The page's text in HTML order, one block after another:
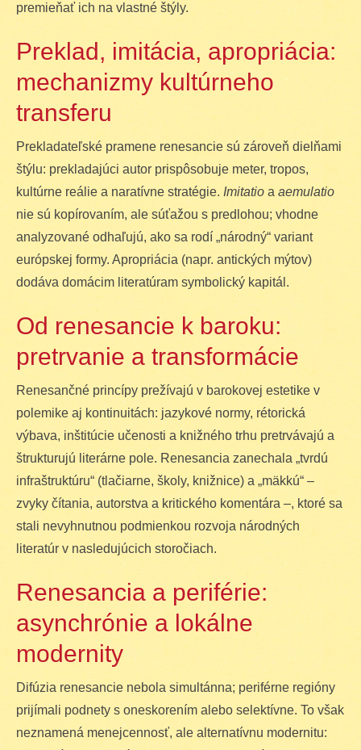
premieňať ich na vlastné štýly.
Preklad, imitácia, apropriácia:
mechanizmy kultúrneho
transferu
Prekladateľské pramene renesancie sú zároveň dielňami
štýlu: prekladajúci autor prispôsobuje meter, tropos,
kultúrne reálie a naratívne stratégie. Imitatio a aemulatio
nie sú kopírovaním, ale súťažou s predlohou; vhodne
analyzované odhaľujú, ako sa rodí „národný“ variant
európskej formy. Apropriácia (napr. antických mýtov)
dodáva domácim literatúram symbolický kapitál.
Od renesancie k baroku:
pretrvanie a transformácie
Renesančné princípy prežívajú v barokovej estetike v
polemike aj kontinuitách: jazykové normy, rétorická
výbava, inštitúcie učenosti a knižného trhu pretrvávajú a
štrukturujú literárne pole. Renesancia zanechala „tvrdú
infraštruktúru“ (tlačiarne, školy, knižnice) a „mäkkú“ –
zvyky čítania, autorstva a kritického komentára –, ktoré sa
stali nevyhnutnou podmienkou rozvoja národných
literatúr v nasledujúcich storočiach.
Renesancia a periférie:
asynchrónie a lokálne
modernity
Difúzia renesancie nebola simultánna; periférne regióny
prijímali podnety s oneskorením alebo selektívne. To však
neznamená menejcennosť, ale alternatívnu modernitu: